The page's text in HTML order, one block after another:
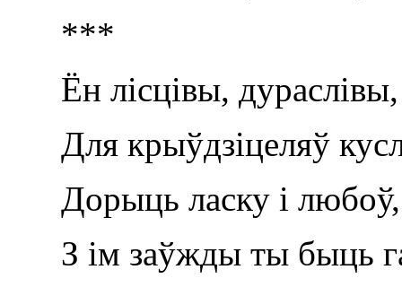
***
Ён лісцівы, дураслівы,
Для крыўдзіцеляў
Дорыць ласку і любоў,
З ім заўжды ты быць